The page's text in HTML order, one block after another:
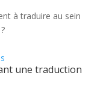
à traduire au sein
une traduction